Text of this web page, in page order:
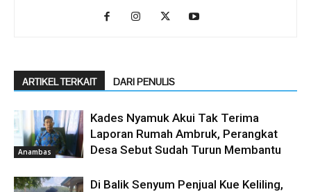
ARTIKEL TERKAIT DARI PENULIS
Anambas
Kades Nyamuk Akui Tak Terima
Laporan Rumah Ambruk, Perangkat
Desa Sebut Sudah Turun Membantu
Di Balik Senyum Penjual Kue Keliling,